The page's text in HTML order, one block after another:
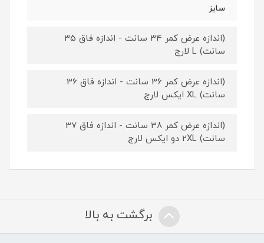
سایز
(اندازه عرض کمر 34 سانت - اندازه فاق 35
سانت) L لارج
(اندازه عرض کمر 36 سانت - اندازه فاق 36
سانت) XL ایکس لارج
(اندازه عرض کمر 38 سانت - اندازه فاق 37
سانت) 2XL دو ایکس لارج
برگشت به بالا